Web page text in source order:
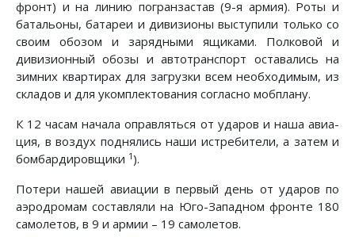
фронт) и на линию по­гранзастав (9-я армия). Роты и
батальоны, батареи и диви­зионы выступили только со
своим обозом и зарядными ящи­ками. Полковой и
дивизионный обозы и автотранспорт оста­вались на
зимних квартирах для загрузки всем необходимым, из
складов и для укомплектования согласно мобплану.
К 12 часам начала оправляться от ударов и наша авиа­
ция, в воздух поднялись наши истребители, а затем и
бомбар­дировщики 1).
Потери нашей авиации в первый день от ударов по
аэро­дромам составляли на Юго-Западном фронте 180
самолетов, в 9 и армии – 19 самолетов.